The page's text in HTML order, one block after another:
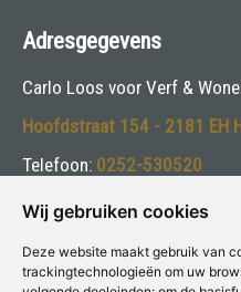
Wij gebruiken cookies
Deze website maakt gebruik van
trackingtechnologieën om uw
Adresgegevens
Carlo Loos voor Verf &
Hoofdstraat 154 - 2181 EH
Telefoon: 0252-530520
E-mail:info@carloloos.nl
Volg ons: